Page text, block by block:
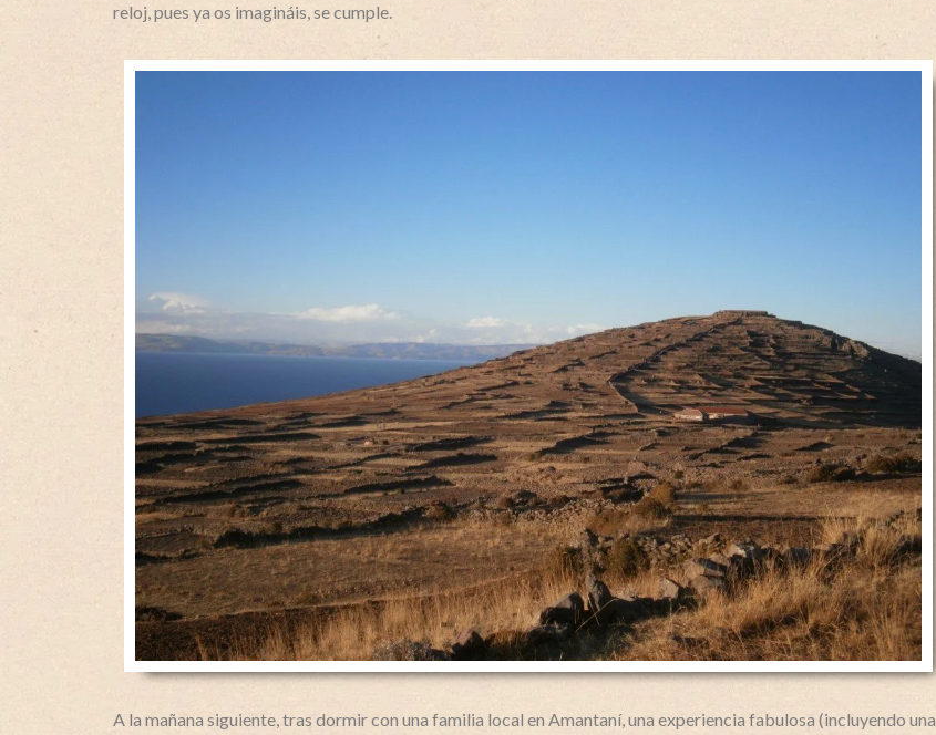
reloj, pues ya os imagináis, se cumple.
A la mañana siguiente, tras dormir con una familia local en Amantaní, una experiencia fabulosa (incluyendo una